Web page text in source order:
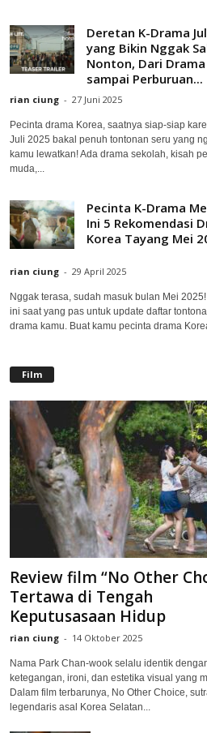
Deretan K-Drama
yang Bikin Nggak
Nonton, Dari
sampai Perburuan...
rian ciung - 27 Juni 2025
Pecinta drama Korea, saatnya siap-siap
Juli 2025 bakal penuh tontonan seru yang
kamu lewatkan! Ada drama sekolah, kisah
muda,...
Pecinta K-Drama
Ini 5 Rekomendasi
Korea Tayang Mei
rian ciung - 29 April 2025
Nggak terasa, sudah masuk bulan Mei
ini saat yang pas untuk update daftar
drama kamu. Buat kamu pecinta drama
Film
Review film “No Other
Tertawa di Tengah
Keputusasaan Hidup
rian ciung - 14 Oktober 2025
Nama Park Chan-wook selalu identik
ketegangan, ironi, dan estetika visual yang
Dalam film terbarunya, No Other Choice,
legendaris asal Korea Selatan...